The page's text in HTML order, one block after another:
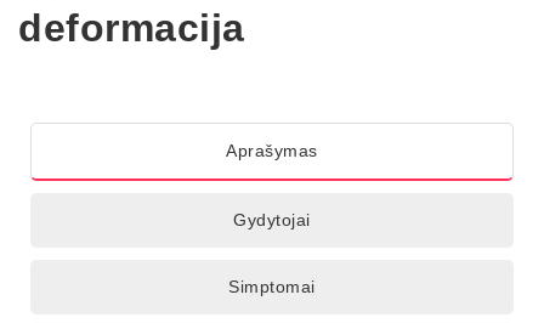
deformacija
Aprašymas
Gydytojai
Simptomai